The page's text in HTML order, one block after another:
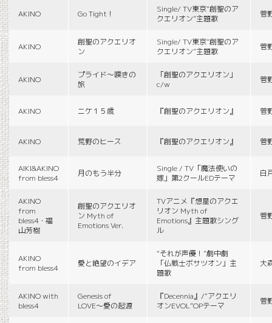
AKINO Go Tight！
Single/ TV東京“創聖のア
クエリオン”主題歌
菅
AKINO
創聖のアクエリオ
ン
Single/ TV東京“創聖のア
クエリオン”主題歌
菅
AKINO
プライド〜嘆きの
旅
「創聖のアクエリオン」
c/w
菅
AKINO ニケ１５歳 『創聖のアクエリオン』 菅
AKINO 荒野のヒース 『創聖のアクエリオン』 菅
AIKI&AKINO
from bless4
月のもう半分
Single / TV「魔法使いの
嫁」第2クールEDテーマ
白
AKINO
from
bless4・福
山芳樹
創聖のアクエリオ
ン Myth of
Emotions Ver.
TVアニメ『想星のアクエ
リオン Myth of
Emotions』主題歌シング
ル
菅
AKINO
from bless4
愛と絶望のイデア
“それが声優！”劇中劇
「仏戦士ボサツオン」主
題歌
大
AKINO with
bless4
Genesis of
LOVE〜愛の起源
『Decennia』/“アクエリ
オンEVOL”OPテーマ
菅